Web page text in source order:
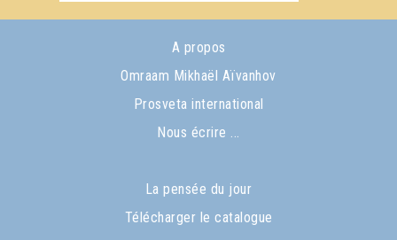
A propos
Omraam Mikhaël Aïvanhov
Prosveta international
Nous écrire ...
La pensée du jour
Télécharger le catalogue